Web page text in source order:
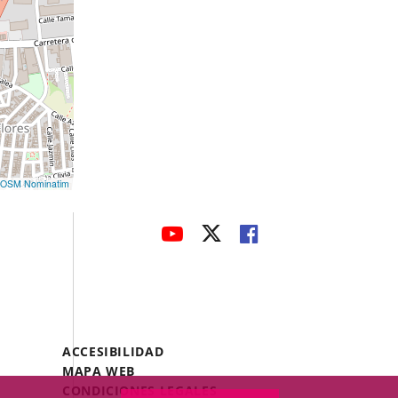
OSM Nominatim
LINK
LINKLINK
Menú
Legal
Footer
ACCESIBILIDAD
MAPA WEB
CONDICIONES LEGALES